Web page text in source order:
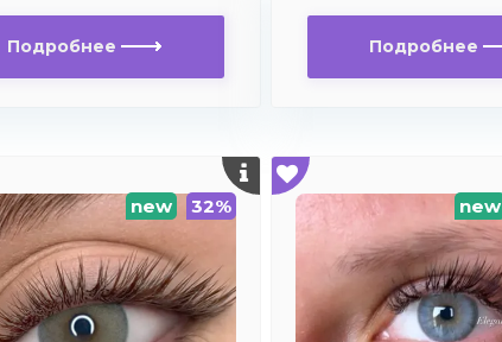
Подробнее Подробнее
new 32% new